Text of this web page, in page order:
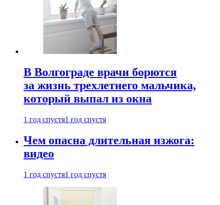
В Волгограде врачи борются
за жизнь трехлетнего мальчика,
который выпал из окна
1 год спустя1 год спустя
Чем опасна длительная изжога:
видео
1 год спустя1 год спустя